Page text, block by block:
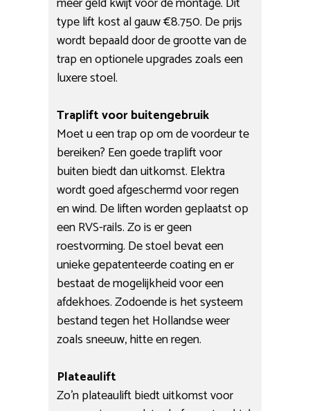
type lift kost al gauw €8.750. De prijs
wordt bepaald door de grootte van de
trap en optionele upgrades zoals een
luxere stoel.
Traplift voor buitengebruik
Moet u een trap op om de voordeur te
bereiken? Een goede traplift voor
buiten biedt dan uitkomst. Elektra
wordt goed afgeschermd voor regen
en wind. De liften worden geplaatst op
een RVS-rails. Zo is er geen
roestvorming. De stoel bevat een
unieke gepatenteerde coating en er
bestaat de mogelijkheid voor een
afdekhoes. Zodoende is het systeem
bestand tegen het Hollandse weer
zoals sneeuw, hitte en regen.
Plateaulift
Zo’n plateaulift biedt uitkomst voor